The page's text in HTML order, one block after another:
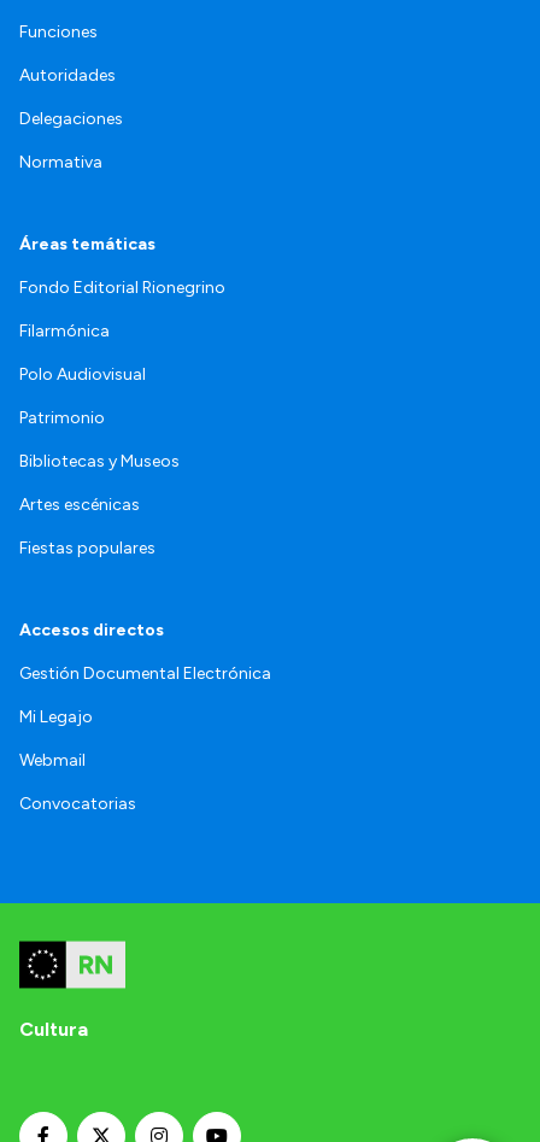
Funciones
Autoridades
Delegaciones
Normativa
Áreas temáticas
Fondo Editorial Rionegrino
Filarmónica
Polo Audiovisual
Patrimonio
Bibliotecas y Museos
Artes escénicas
Fiestas populares
Accesos directos
Gestión Documental Electrónica
Mi Legajo
Webmail
Convocatorias
Cultura